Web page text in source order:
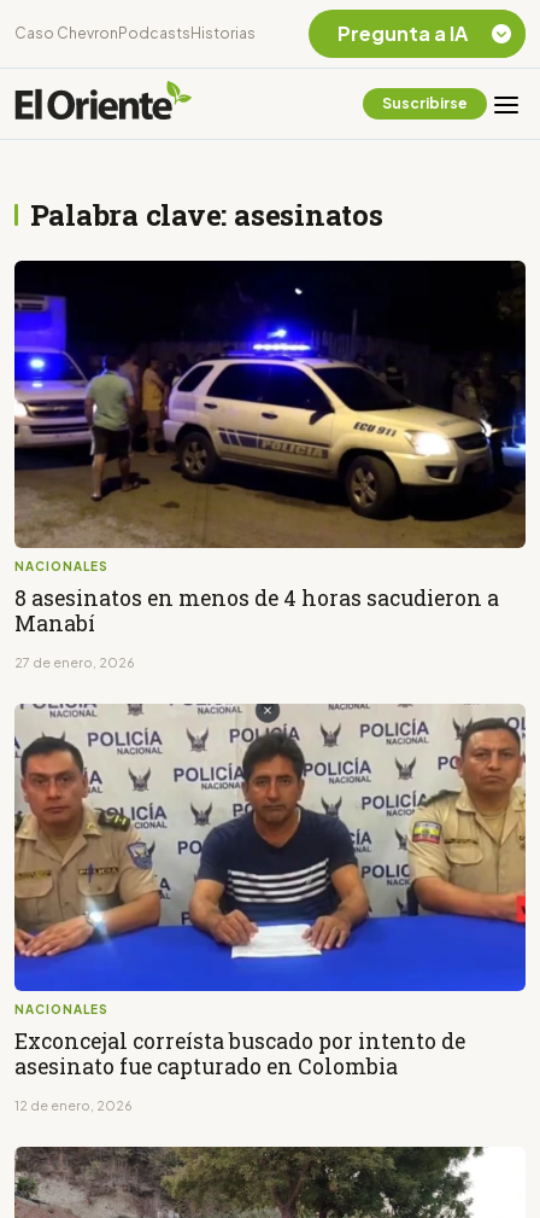
Caso Chevron Podcasts Historias
Suscribirse
Palabra clave: asesinatos
NACIONALES
8 asesinatos en menos de 4 horas sacudieron a
Manabí
27 de enero, 2026
NACIONALES
Exconcejal correísta buscado por intento de
asesinato fue capturado en Colombia
12 de enero, 2026
Pregunta a IA
Listar destinos
Amazonia Ecuatoriana
tasa minera que rige en